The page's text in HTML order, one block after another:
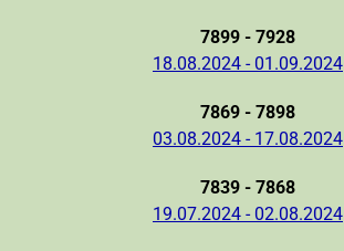
7899 - 7928
18.08.2024 - 01.09.2024
7869 - 7898
03.08.2024 - 17.08.2024
7839 - 7868
19.07.2024 - 02.08.2024